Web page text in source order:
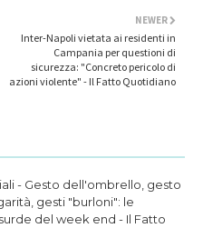
NEWER
Inter-Napoli vietata ai residenti in
Campania per questioni di
sicurezza: "Concreto pericolo di
azioni violente" - Il Fatto Quotidiano
- Gesto dell'ombrello, gesto
gesti "burloni": le
del week end - Il Fatto